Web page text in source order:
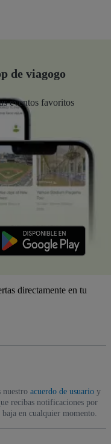
de viagogo
eventos favoritos
directamente en tu
nuestro acuerdo de usuarioy
recibas notificaciones por
baja en cualquier momento.